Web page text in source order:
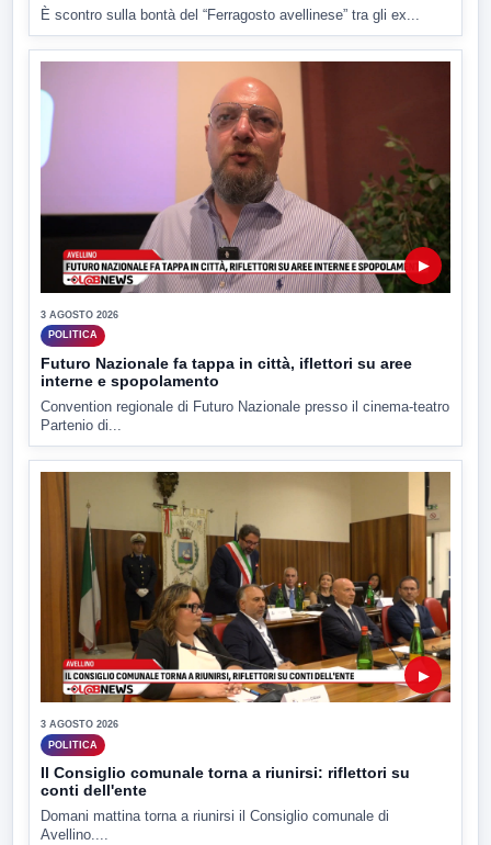
È scontro sulla bontà del “Ferragosto avellinese” tra gli ex...
▶
3 AGOSTO 2026
POLITICA
Futuro Nazionale fa tappa in città, iflettori su aree
interne e spopolamento
Convention regionale di Futuro Nazionale presso il cinema-teatro
Partenio di...
▶
3 AGOSTO 2026
POLITICA
Il Consiglio comunale torna a riunirsi: riflettori su
conti dell'ente
Domani mattina torna a riunirsi il Consiglio comunale di
Avellino....